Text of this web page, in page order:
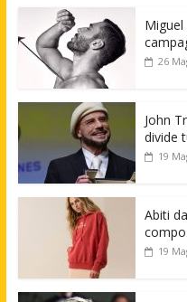
Miguel
26
John
divide
19
Abiti
19